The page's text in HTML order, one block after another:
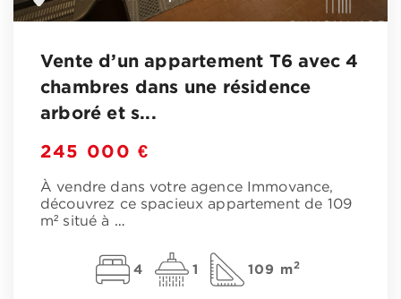
Vente d’un appartement T6 avec 4
chambres dans une résidence
arboré et s...
245 000 €
À vendre dans votre agence Immovance,
découvrez ce spacieux appartement de 109
m² situé à …
4 1 109 m2